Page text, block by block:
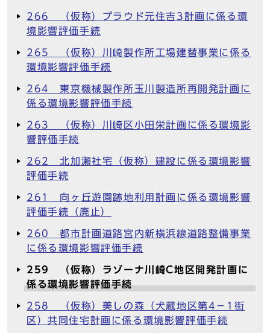
266 （仮称）プラウド元住吉3計画に係る環
境影響評価手続
265 （仮称）川崎製作所工場建替事業に係る
環境影響評価手続
264 東京機械製作所玉川製造所再開発計画に
係る環境影響評価手続
263 （仮称）川崎区小田栄計画に係る環境影
響評価手続
262 北加瀬社宅（仮称）建設に係る環境影響
評価手続
261 向ヶ丘遊園跡地利用計画に係る環境影響
評価手続（廃止）
260 都市計画道路宮内新横浜線道路整備事業
に係る環境影響評価手続
259 （仮称）ラゾーナ川崎C地区開発計画に
係る環境影響評価手続
258 （仮称）美しの森（犬蔵地区第4－1街
区）共同住宅計画に係る環境影響評価手続